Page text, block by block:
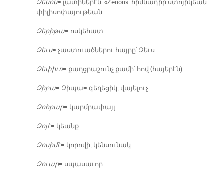
Զե­նոն= լա­տի­նե­րէն՝ «Zenon». հիմ­նա­դիր ստո­յի­կեան
փի­լի­սո­փա­յու­թեան
Զե­րի­թա= ոս­կե­հատ
Զեւս= չաս­տուած­նե­րու հայ­րը՝ Զեւս
Զե­փիւռ= քաղց­րա­շունչ քա­մի՝ հով (հա­յե­րէն)
Զի­բա= Զի­պա= գե­ղե­ցիկ, վա­յե­լուչ
Զոհ­րաբ= կարմ­րա­փայլ
Զո­յէ= կեանք
Զո­սի­մէ= կո­րո­վի, կեն­սու­նակ
Զուար= սպա­սա­ւոր